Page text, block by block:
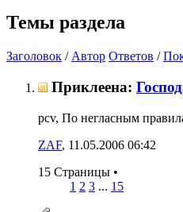
Темы раздела
Заголовок / Автор Ответов /
Приклеена:
pcv, По негласным
ZAF‎, 11.05.2006 06:42
15 Страницы •
1 2 3 ... 15